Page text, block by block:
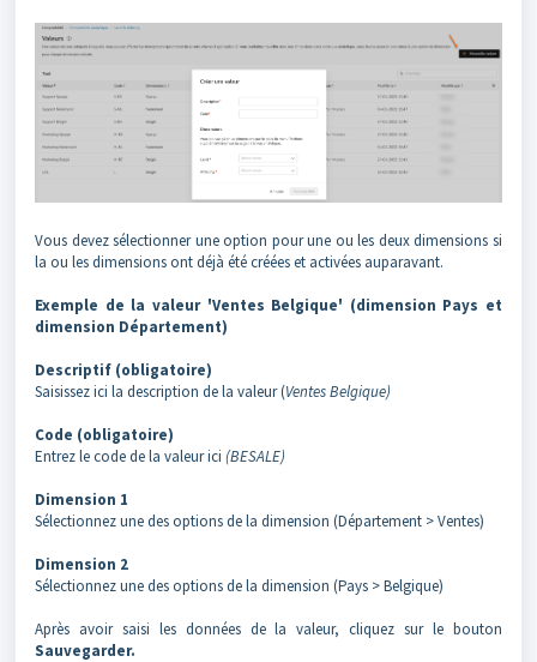
Vous devez sélectionner une option pour une ou les deux dimensions si
la ou les dimensions ont déjà été créées et activées auparavant.
Exemple de la valeur 'Ventes Belgique' (dimension Pays et
dimension Département)
Descriptif (obligatoire)
Saisissez ici la description de la valeur (Ventes Belgique)
Code (obligatoire)
Entrez le code de la valeur ici (BESALE)
Dimension 1
Sélectionnez une des options de la dimension (Département > Ventes)
Dimension 2
Sélectionnez une des options de la dimension (Pays > Belgique)
Après avoir saisi les données de la valeur, cliquez sur le bouton
Sauvegarder.